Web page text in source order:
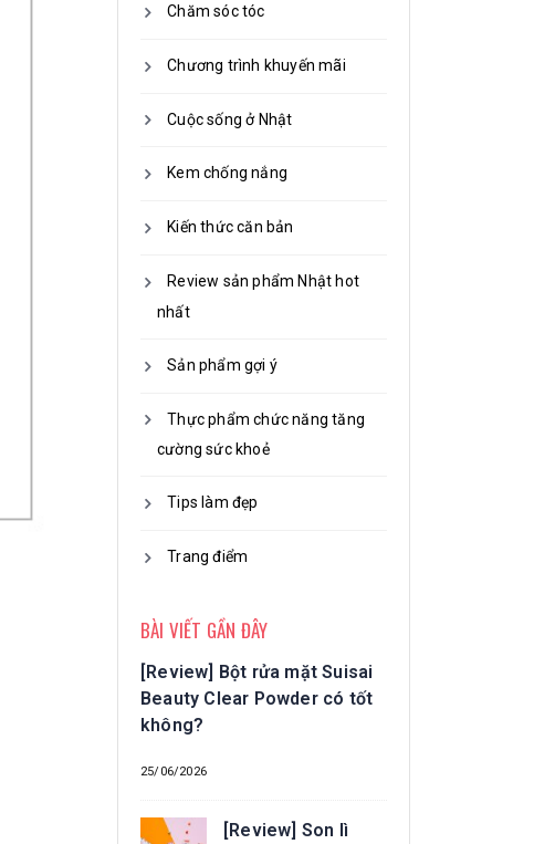
Chăm sóc tóc
Chương trình khuyến mãi
Cuộc sống ở Nhật
Kem chống nắng
Kiến thức căn bản
Review sản phẩm Nhật hot
nhất
Sản phẩm gợi ý
Thực phẩm chức năng tăng
cường sức khoẻ
Tips làm đẹp
Trang điểm
BÀI VIẾT GẦN ĐÂY
[Review] Bột rửa mặt Suisai
Beauty Clear Powder có tốt
không?
25/06/2026
[Review] Son lì